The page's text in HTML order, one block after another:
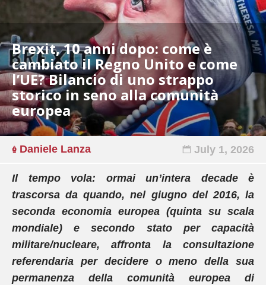
Brexit, 10 anni dopo: come è
cambiato il Regno Unito e come
l’UE? Bilancio di uno strappo
storico in seno alla comunità
europea
Daniele Lanza July 1, 2026
Il tempo vola: ormai un’intera decade è
trascorsa da quando, nel giugno del 2016, la
seconda economia europea (quinta su scala
mondiale) e secondo stato per capacità
militare/nucleare, affronta la consultazione
referendaria per decidere o meno della sua
permanenza della comunità europea di